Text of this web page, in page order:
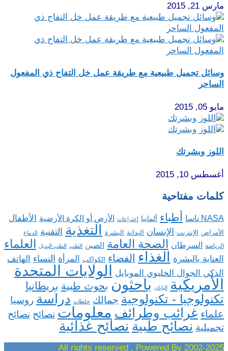
مارس 21, 2015
وسائل تجميل طبيعية مع طريقة عمل خل التفاح ذي المفعول
الساحر
مايو 05, 2015
اللوز وبشرتك
أغسطس 10, 2015
كلمات مفتاحية
NASA ناسا أطباء ألمانيا اختراعات الأرض أو الكرة الأرضية الأطفال
الأمراض الإنترنت الإنسان البدانة البشرة التغذية التقنية الدماغ
الرياضة السرطان الصحة العامة الصين الطب الطب البديل العلماء
العناية بالبشرة الغذاء الفضاء الكواكب المرأة النساء
الهاتف
الذكي الجوال الخليوي الموبايل
الولايات المتحدة
الأمريكية
اليابان باحثون بحوث طبية بريطانيا
تكنولوجيا - تكنولوجية جمالك خلطات دراسة روسيا
علماء غرائب وطرائف معلومات نصائح نصائح
تجميلية نصائح طبية نصائح غذائية
2002-2025 All rights reserved , Powered By